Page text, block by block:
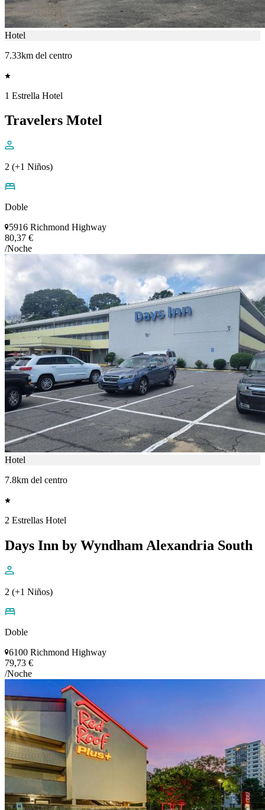
Hotel
7.33km del centro
1 Estrella Hotel
Travelers Motel
2 (+1 Niños)
Doble
5916 Richmond Highway
80,37 €
/Noche
Hotel
7.8km del centro
2 Estrellas Hotel
Days Inn by Wyndham Alexandria South
2 (+1 Niños)
Doble
6100 Richmond Highway
79,73 €
/Noche